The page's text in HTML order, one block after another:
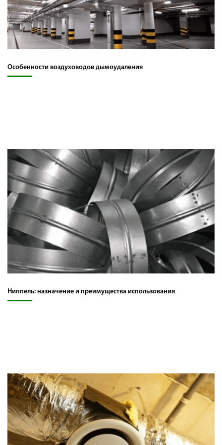
Особенности воздуховодов дымоудаления
Ниппель: назначение и преимущества использования